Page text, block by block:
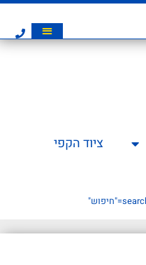
ציוד הקפי
[searchandfilter fields="search,category" submit_label="חיפוש"